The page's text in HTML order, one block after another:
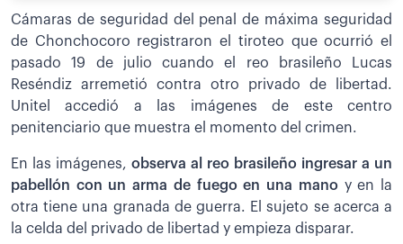
Cámaras de seguridad del penal de máxima seguridad
de Chonchocoro registraron el tiroteo que ocurrió el
pasado 19 de julio cuando el reo brasileño Lucas
Reséndiz arremetió contra otro privado de libertad.
Unitel accedió a las imágenes de este centro
penitenciario que muestra el momento del crimen.
En las imágenes, observa al reo brasileño ingresar a un
pabellón con un arma de fuego en una mano y en la
otra tiene una granada de guerra. El sujeto se acerca a
la celda del privado de libertad y empieza disparar.